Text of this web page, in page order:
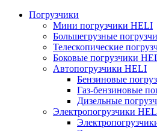
Погрузчики
Мини погрузчики HELI
Большегрузные
Телескопические
Боковые погрузчики
Автопогрузчики HELI
Бензиновые
Газ-бензиновые
Дизельные
Электропогрузчики